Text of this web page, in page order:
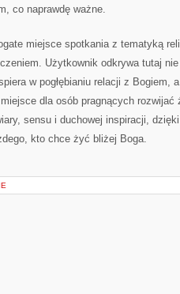
co naprawdę ważne.
miejsce spotkania z tematyką
Użytkownik odkrywa tutaj
w pogłębianiu relacji z Bogiem,
dla osób pragnących rozwijać
sensu i duchowej inspiracji,
kto chce żyć bliżej Boga.